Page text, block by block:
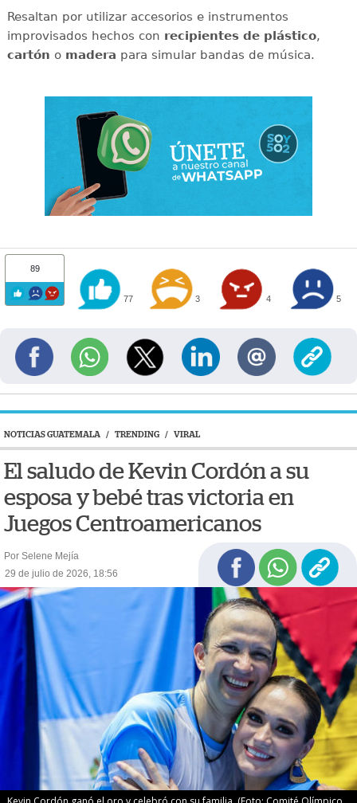
Resaltan por utilizar accesorios e instrumentos
improvisados hechos con recipientes de plástico,
cartón o madera para simular bandas de música.
89
77 3 4 5
NOTICIAS GUATEMALA / TRENDING / VIRAL
El saludo de Kevin Cordón a su
esposa y bebé tras victoria en
Juegos Centroamericanos
Por Selene Mejía
29 de julio de 2026, 18:56